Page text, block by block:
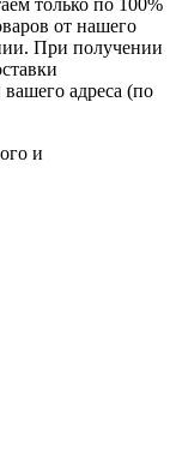
от нашего
При получении
адреса (по
и